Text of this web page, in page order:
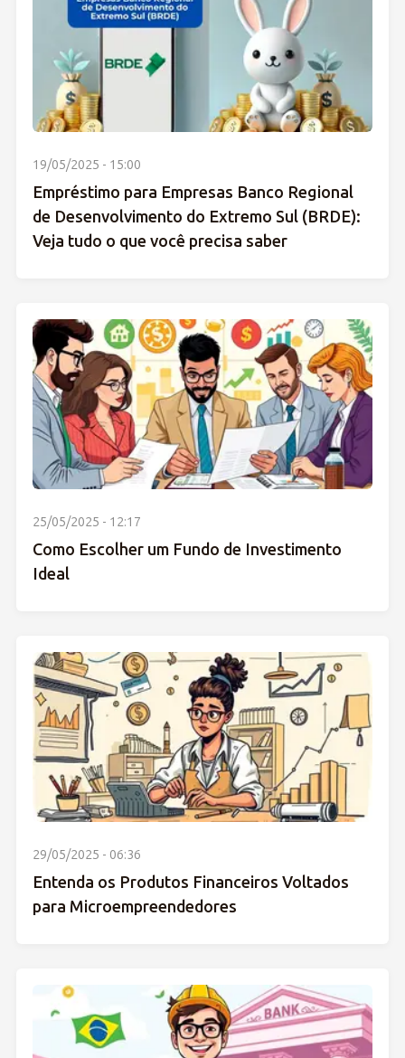
19/05/2025 - 15:00
Empréstimo para Empresas Banco Regional
de Desenvolvimento do Extremo Sul (BRDE):
Veja tudo o que você precisa saber
25/05/2025 - 12:17
Como Escolher um Fundo de Investimento
Ideal
29/05/2025 - 06:36
Entenda os Produtos Financeiros Voltados
para Microempreendedores